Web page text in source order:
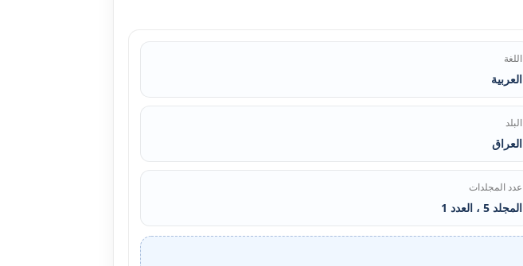
اللغة
العربية
البلد
العراق
عدد المجلدات
المجلد 5 ، العدد 1